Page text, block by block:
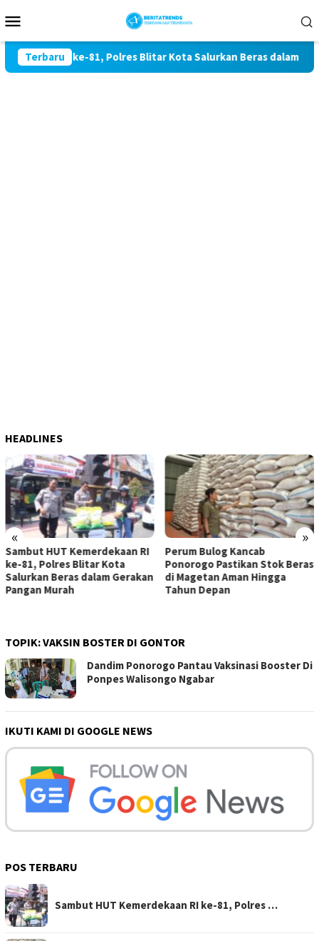
ke
Mobile
TerbaruRI ke-81, Polres Blitar Kota Salurkan Beras dalam
HEADLINES
« »
Sambut HUT Kemerdekaan RI
ke-81, Polres Blitar Kota
Salurkan Beras dalam Gerakan
Pangan Murah
Perum Bulog Kancab
Ponorogo Pastikan Stok Beras
di Magetan Aman Hingga
Tahun Depan
TOPIK:VAKSIN BOSTER DI GONTOR
Dandim Ponorogo Pantau Vaksinasi Booster Di
Ponpes Walisongo Ngabar
IKUTI KAMI DI GOOGLE NEWS
POS TERBARU
Sambut HUT Kemerdekaan RI ke-81, Polres …